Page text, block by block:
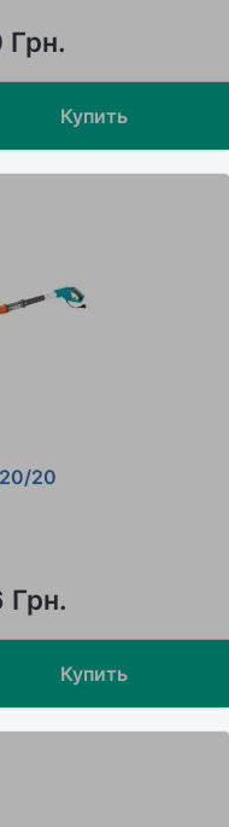
Грн.
Купить
20
Грн.
Купить